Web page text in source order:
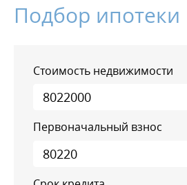
Подбор ипотеки
Стоимость недвижимости
Первоначальный взнос